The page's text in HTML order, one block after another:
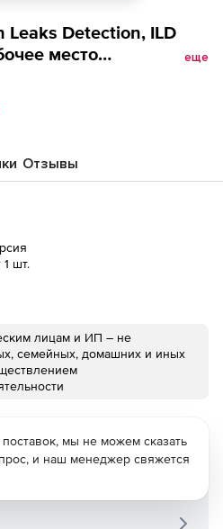
Leaks Detection, ILD
место
гарантийные
использования
еще
Отзывы
шт.
лицам и ИП – не
семейных, домашних и иных
мы не можем сказать
и наш менеджер свяжется